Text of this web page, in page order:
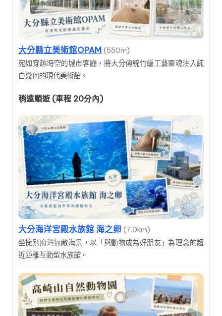
大分縣立美術館OPAM (550m)
宛如穿越時空的城市客廳，將大分傳統竹編工藝靈魂注入純
白幾何的現代美術館。
稍遠順遊 (車程 20分內)
大分海洋宮殿水族館 海之卵 (7.0km)
坐擁別府灣無敵海景，以「與動物成為好朋友」為理念的超
近距離互動型水族館。